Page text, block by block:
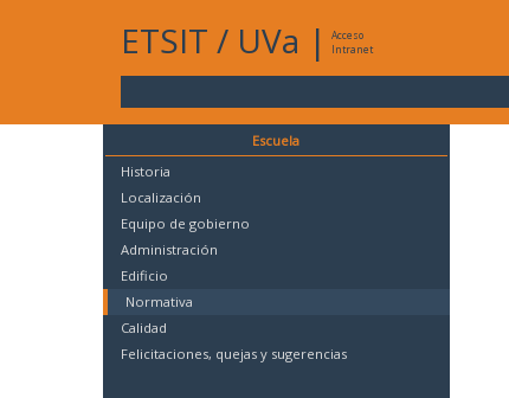
ETSIT / UVa |
Acceso
Intranet
Escuela
Historia
Localización
Equipo de gobierno
Administración
Edificio
Normativa
Calidad
Felicitaciones, quejas y sugerencias